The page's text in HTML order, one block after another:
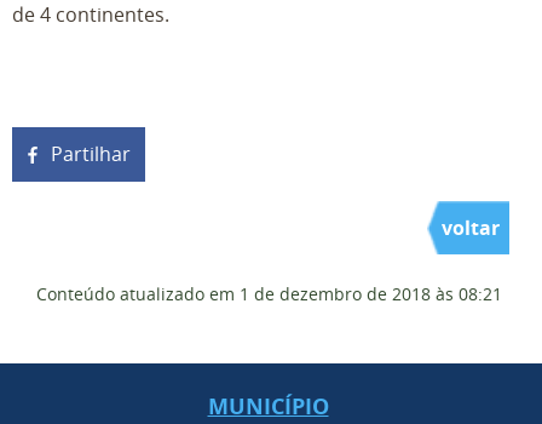
de 4 continentes.
Partilhar
voltar
Conteúdo atualizado em 1 de dezembro de 2018 às 08:21
MUNICÍPIO